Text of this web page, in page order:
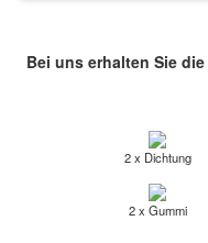
Bei uns erhalten Sie
2 x Dichtung
2 x Gummi